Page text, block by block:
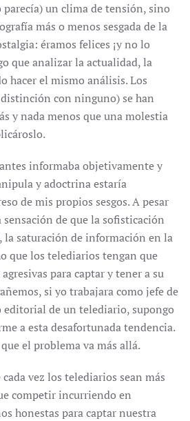
un clima de tensión, sino
más o menos sesgada de la
éramos felices ¡y no lo
que analizar la actualidad, la
hacer el mismo análisis. Los
con ninguno) se han
y nada menos que una molestia
informaba objetivamente y
y adoctrina estaría
de mis propios sesgos. A pesar
sensación de que la sofisticación
la saturación de información en la
que los telediarios tengan que
para captar y tener a su
si yo trabajara como jefe de
editorial de un telediario, supongo
a esta desafortunada tendencia.
el problema va más allá.
vez los telediarios sean más
competir incurriendo en
honestas para captar nuestra